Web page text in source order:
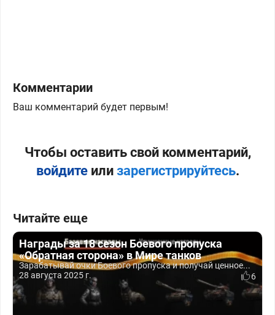
Комментарии
Ваш комментарий будет первым!
Чтобы оставить свой комментарий,
войдитеили зарегистрируйтесь.
Читайте еще
Награды за 18 сезон Боевого пропуска
«Обратная сторона» в Мире танков
Зарабатывай очки Боевого пропуска и получай ценное...
28 августа 2025 г.
6